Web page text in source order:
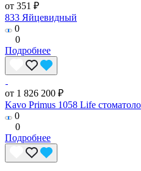
от 351 ₽
833 Яйцевидный
0
0
Подробнее
от 1 826 200 ₽
Kavo Primus 1058 Life
0
0
Подробнее